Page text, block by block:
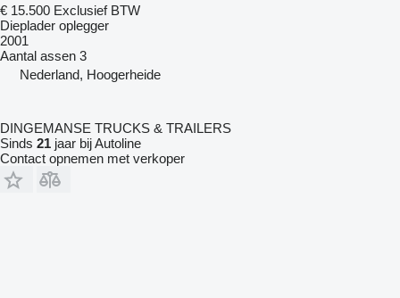
€ 15.500 Exclusief BTW
Dieplader oplegger
2001
Aantal assen 3
Nederland, Hoogerheide
DINGEMANSE TRUCKS & TRAILERS
Sinds 21 jaar bij Autoline
Contact opnemen met verkoper